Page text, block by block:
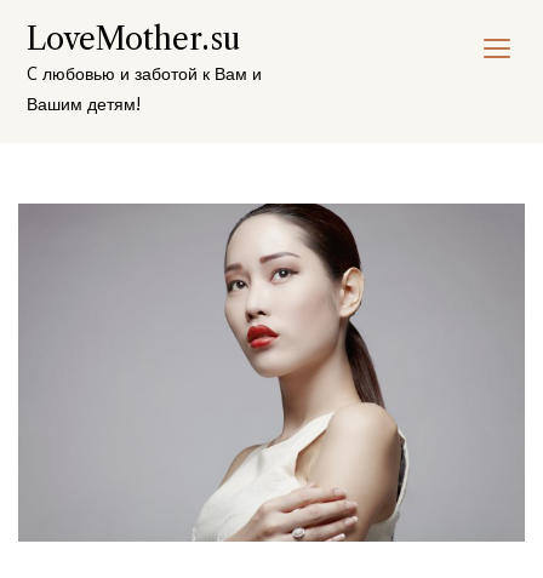
содержимому
LoveMother.su
C любовью и заботой к Вам и
Вашим детям!